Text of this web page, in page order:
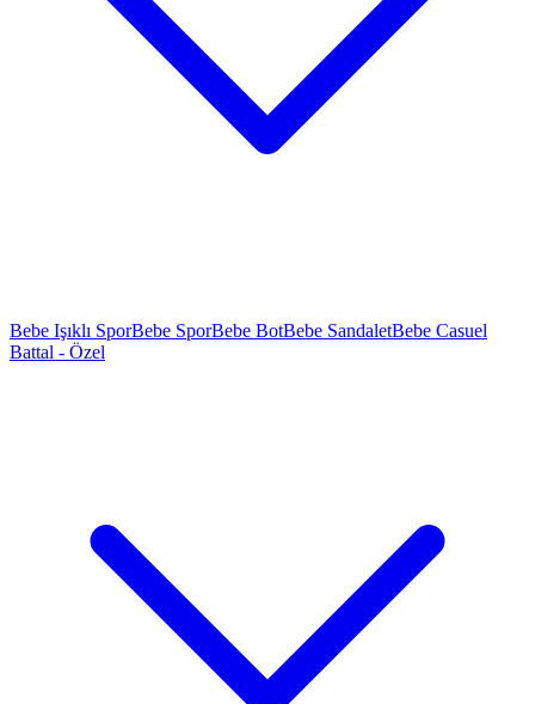
Bebe Işıklı SporBebe SporBebe BotBebe SandaletBebe Casuel
Battal - Özel